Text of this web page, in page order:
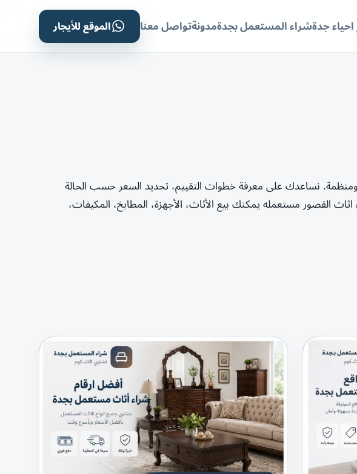
جدةشراء المستعمل بجدةمدونةتواصل معنا الموقع للأيجار
نساعدك على معرفة خطوات التقييم، تحديد السعر حسب الحالة
القصور مستعمله يمكنك بيع الأثاث، الأجهزة، المطابخ، المكيفات،